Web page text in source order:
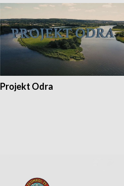
Projekt Odra